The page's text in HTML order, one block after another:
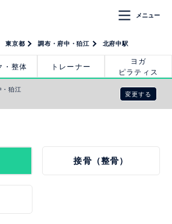
メニュー
東京都 調布・府中・狛江 北府中駅
・整体 トレーナー
ヨガ
ピラティス
・狛江
変更する
接骨（整骨）